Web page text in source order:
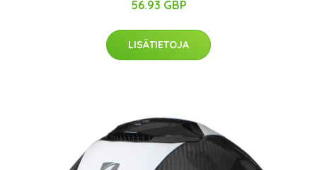
56.93 GBP
LISÄTIETOJA